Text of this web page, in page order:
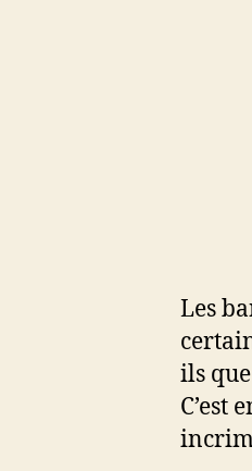
Les
ils
C’est